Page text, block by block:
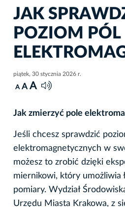
JAK
POZIOM PÓL
piątek, 30 stycznia 2026 r.
A A A
Jak zmierzyć pole
Jeśli chcesz sprawdzić
elektromagnetycznych w
możesz to zrobić dzięki
miernikowi, który umożliwia
pomiary. Wydział
Urzędu Miasta Krakowa, z